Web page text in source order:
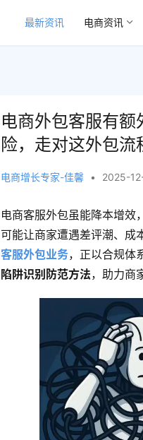
最新资讯 电商资讯
电商外包客服有
险，走对这外包流
电商增长专家-佳馨 • 2025-
电商客服外包虽能降本增
可能让商家遭遇差评潮、成
客服外包业务，正以合规体
陷阱识别防范方法，助力商